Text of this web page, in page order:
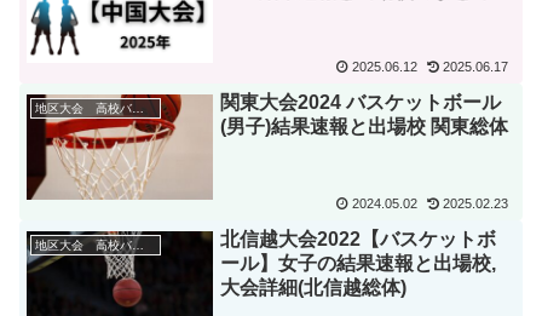
2025.06.12 2025.06.17
地区大会 高校バスケ
関東大会2024 バスケットボール
(男子)結果速報と出場校 関東総体
2024.05.02 2025.02.23
地区大会 高校バスケ
北信越大会2022【バスケットボ
ール】女子の結果速報と出場校,
大会詳細(北信越総体)